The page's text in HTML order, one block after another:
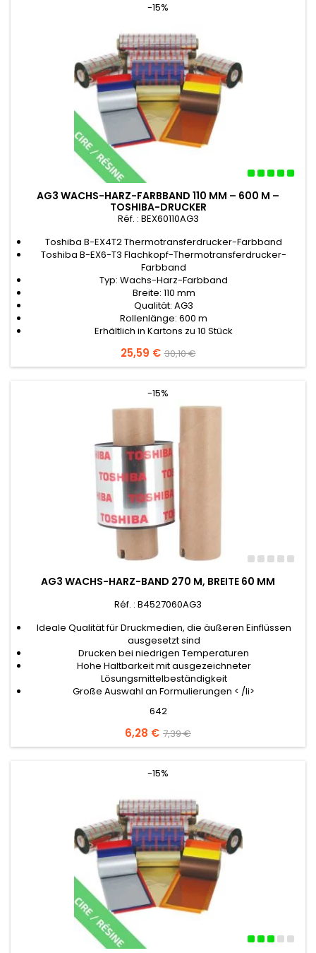
-15%
AG3 WACHS-HARZ-FARBBAND 110 MM – 600 M –
TOSHIBA-DRUCKER
Réf. : BEX60110AG3
Toshiba B-EX4T2 Thermotransferdrucker-Farbband
Toshiba B-EX6-T3 Flachkopf-Thermotransferdrucker-
Farbband
Typ: Wachs-Harz-Farbband
Breite: 110 mm
Qualität: AG3
Rollenlänge: 600 m
Erhältlich in Kartons zu 10 Stück
Preis
25,59 € Verkaufspreis
30,10 €
-15%
AG3 WACHS-HARZ-BAND 270 M, BREITE 60 MM
Réf. : B4527060AG3
Ideale Qualität für Druckmedien, die äußeren Einflüssen
ausgesetzt sind
Drucken bei niedrigen Temperaturen
Hohe Haltbarkeit mit ausgezeichneter
Lösungsmittelbeständigkeit
Große Auswahl an Formulierungen < /li>
642
Preis
6,28 € Verkaufspreis
7,39 €
-15%